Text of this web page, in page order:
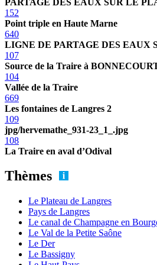
152
Point triple en Haute Marne
640
LIGNE DE PARTAGE DES EAUX
107
Source de la Traire à
104
Vallée de la Traire
669
Les fontaines de Langres 2
109
jpg/hervemathe_931-23_1_.jpg
108
La Traire en aval d’Odival
Thèmes
Le Plateau de Langres
Pays de Langres
Le canal de Champagne en
Le Val de la Petite Saône
Le Der
Le Bassigny